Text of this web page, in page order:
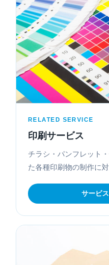
RELATED SERVICE
印刷サービス
チラシ・パンフレット
た各種印刷物の制作に対
サービ